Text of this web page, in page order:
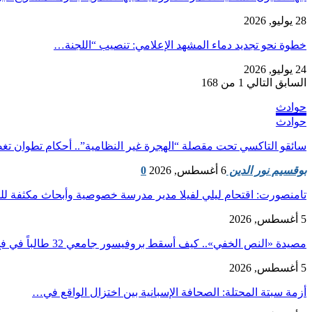
28 يوليو, 2026
​خطوة نحو تجديد دماء المشهد الإعلامي: تنصيب “اللجنة…
24 يوليو, 2026
السابق التالي 1 من 168
حوادث
حوادث
سائقو التاكسي تحت مقصلة “الهجرة غير النظامية”.. أحكام
بوقسيم نور الدين 6 أغسطس, 2026 0
تامنصورت: اقتحام ليلي لفيلا مدير مدرسة خصوصية وأبحاث مكثفة
5 أغسطس, 2026
مصيدة «النص الخفي».. كيف أسقط بروفيسور جامعي 32 طالباً في فخ الذكاء…
5 أغسطس, 2026
أزمة سبتة المحتلة: الصحافة الإسبانية بين اختزال الواقع في…